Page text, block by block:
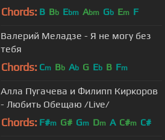
@MELOMANVIDEO
Chords: B Bb Ebm Abm Gb Em F
Валерий Меладзе - Я не могу без
тебя
Chords: Cm Bb Ab G Eb B Fm
Алла Пугачева и Филипп Киркоров
- Любить Обещаю /Live/
Chords: F#m G# Gm Dm A C#m C#